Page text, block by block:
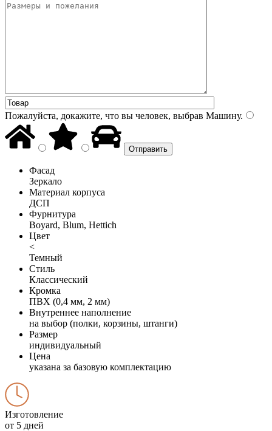
Пожалуйста, докажите, что вы человек, выбрав Машину.
Фасад
Зеркало
Материал корпуса
ДСП
Фурнитура
Boyard, Blum, Hettich
Цвет
<
Темный
Стиль
Классический
Кромка
ПВХ (0,4 мм, 2 мм)
Внутреннее наполнение
на выбор (полки, корзины, штанги)
Размер
индивидуальный
Цена
указана за базовую комплектацию
Изготовление
от 5 дней